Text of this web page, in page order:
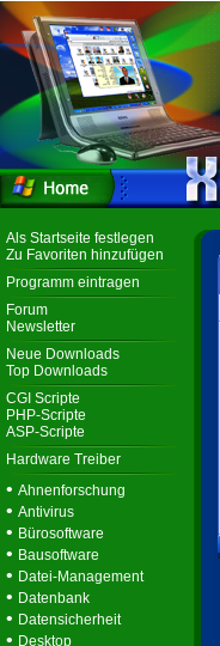
Als Startseite festlegen
Zu Favoriten hinzufügen
Programm eintragen
Forum
Newsletter
Neue Downloads
Top Downloads
CGI Scripte
PHP-Scripte
ASP-Scripte
Hardware Treiber
• Ahnenforschung
• Antivirus
• Bürosoftware
• Bausoftware
• Datei-Management
• Datenbank
• Datensicherheit
• Desktop